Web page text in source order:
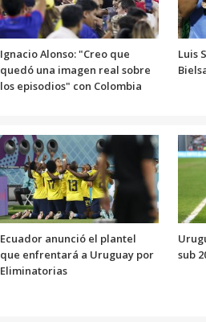
Ignacio Alonso: "Creo que
quedó una imagen real sobre
los episodios" con Colombia
Luis
Ecuador anunció el plantel
que enfrentará a Uruguay por
Eliminatorias
sub